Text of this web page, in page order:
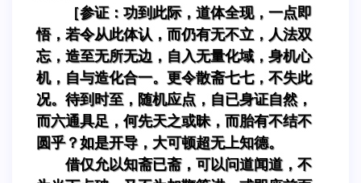
［参证：功到此际，道体全现，一点即
悟，若令从此体认，而仍有无不立，人法双
忘，造至无所无边，自入无量化域，身机心
机，自与造化合一。更令散斋七七，不失此
况。待到时至，随机应点，自已身证自然，
而六通具足，何先天之或昧，而胎有不结不
圆乎？如是开导，大可顿超无上知德。
借仅允以知斋已斋，可以问道闻道，不